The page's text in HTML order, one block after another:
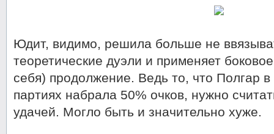
Юдит, видимо, решила больше не
теоретические дуэли и применяет
себя) продолжение. Ведь то, что Полгар
партиях набрала 50% очков, нужно
удачей. Могло быть и значительно хуже.